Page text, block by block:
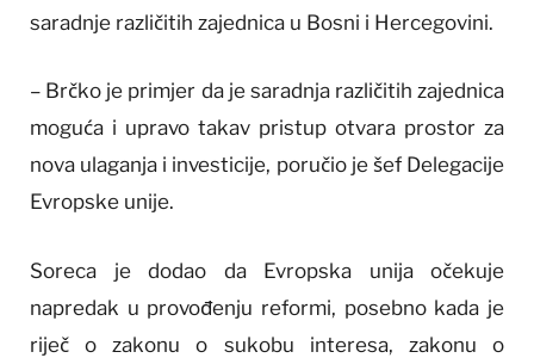
saradnje različitih zajednica u Bosni i Hercegovini.
– Brčko je primjer da je saradnja različitih zajednica
moguća i upravo takav pristup otvara prostor za
nova ulaganja i investicije, poručio je šef Delegacije
Evropske unije.
Soreca je dodao da Evropska unija očekuje
napredak u provođenju reformi, posebno kada je
riječ o zakonu o sukobu interesa, zakonu o